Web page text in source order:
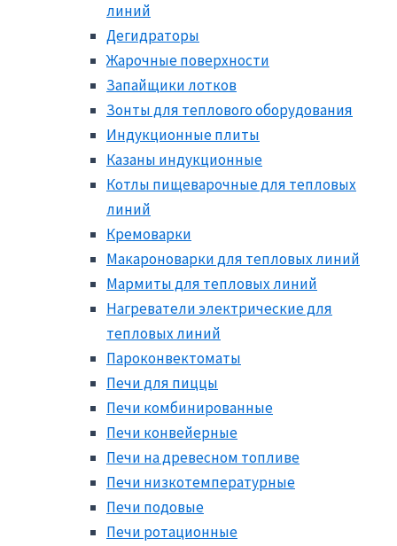
линий
Дегидраторы
Жарочные поверхности
Запайщики лотков
Зонты для теплового оборудования
Индукционные плиты
Казаны индукционные
Котлы пищеварочные для тепловых
линий
Кремоварки
Макароноварки для тепловых линий
Мармиты для тепловых линий
Нагреватели электрические для
тепловых линий
Пароконвектоматы
Печи для пиццы
Печи комбинированные
Печи конвейерные
Печи на древесном топливе
Печи низкотемпературные
Печи подовые
Печи ротационные